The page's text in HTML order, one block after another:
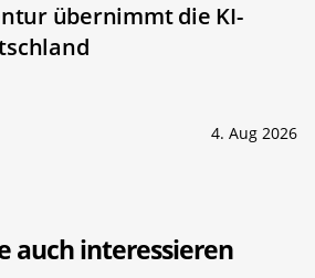
übernimmt die KI-
4. Aug 2026
auch interessieren